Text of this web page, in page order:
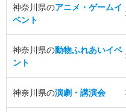
神奈川県のアニメ・ゲームイ
ベント
神奈川県の動物ふれあいイベ
ント
神奈川県の演劇・講演会